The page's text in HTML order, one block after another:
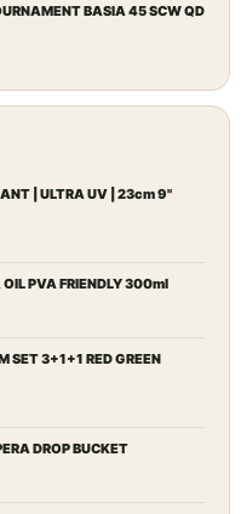
BASIA 45 SCW QD
| ULTRA UV | 23cm 9"
PVA FRIENDLY 300ml
SET 3+1+1 RED GREEN
DROP BUCKET